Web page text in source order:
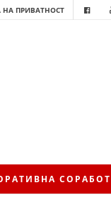
НА ПРИВАТНОСТ